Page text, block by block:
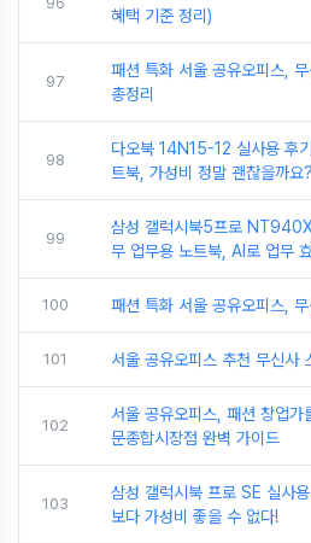
혜택 기준 정리)
97
패션 특화 서울 공유오피스,
총정리
98
다오북 14N15-12 실사용 후
트북, 가성비 정말 괜찮을까요?
99
삼성 갤럭시북5프로
무 업무용 노트북, AI로 업무
100 패션 특화 서울 공유오피스,
101 서울 공유오피스 추천 무신사
102
서울 공유오피스, 패션 창업가
문종합시장점 완벽 가이드
103
삼성 갤럭시북 프로 SE 실사
보다 가성비 좋을 수 없다!